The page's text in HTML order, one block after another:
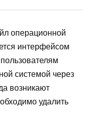
операционной
интерфейсом
системой через
возникают
удалить